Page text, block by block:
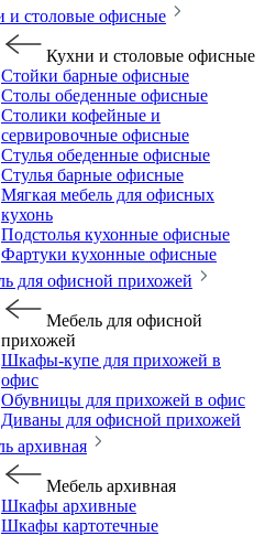
и столовые офисные
Кухни и столовые офисные
Стойки барные офисные
Столы обеденные офисные
Столики кофейные и
сервировочные офисные
Стулья обеденные офисные
Стулья барные офисные
Мягкая мебель для офисных
кухонь
Подстолья кухонные офисные
Фартуки кухонные офисные
для офисной прихожей
Мебель для офисной
прихожей
Шкафы-купе для прихожей в
офис
Обувницы для прихожей в офис
Диваны для офисной прихожей
архивная
Мебель архивная
Шкафы архивные
Шкафы картотечные